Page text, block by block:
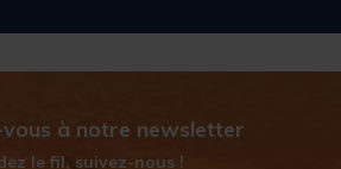
à notre newsletter
le fil, suivez-nous !